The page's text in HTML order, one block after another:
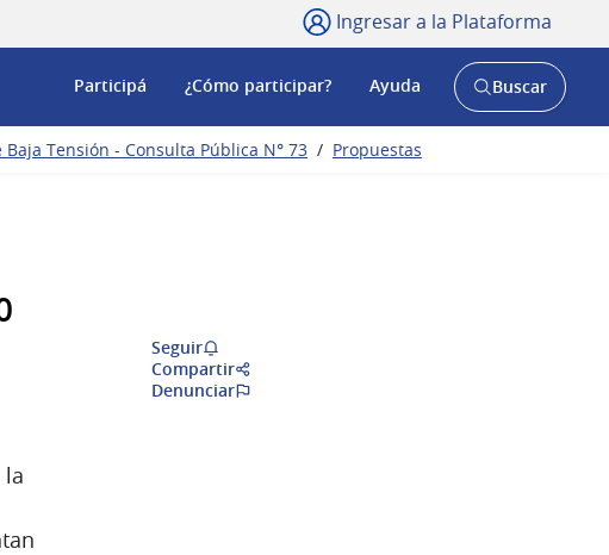
Ingresar a la Plataforma
Participá ¿Cómo participar? Ayuda
AbrirBuscar
Tensión - Consulta Pública N° 73 / Propuestas
la
Seguir
Compartir
Denunciar